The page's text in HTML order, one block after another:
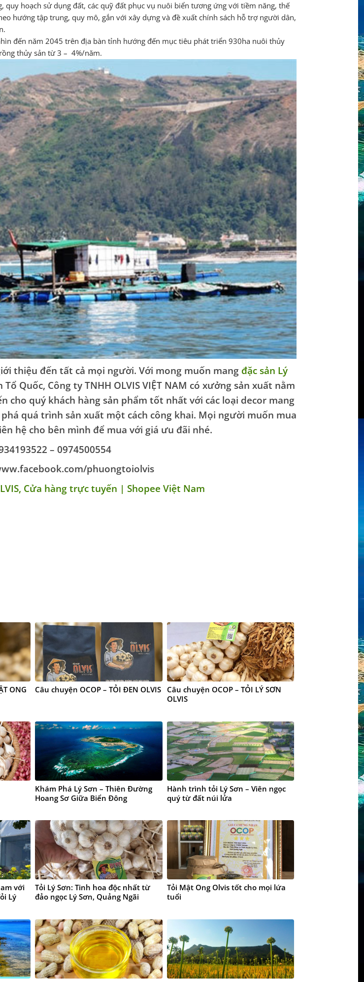
quy hoạch sử dụng đất, các quỹ đất phục vụ nuôi biển tương ứng với tiềm năng, thế
hướng tập trung, quy mô, gắn với xây dựng và đề xuất chính sách hỗ trợ người dân,
đến năm 2045 trên địa bàn tỉnh hướng đến mục tiêu phát triển 930ha nuôi thủy
thủy sản từ 3 – 4%/năm.
thiệu đến tất cả mọi người. Với mong muốn mang đặc sản Lý
Quốc, Công ty TNHH OLVIS VIỆT NAM có xưởng sản xuất nằm
cho quý khách hàng sản phẩm tốt nhất với các loại decor mang
quá trình sản xuất một cách công khai. Mọi người muốn mua
hệ cho bên mình để mua với giá ưu đãi nhé.
– 0974500554
phuongtoiolvis
Cửa hàng trực tuyến | Shopee Việt Nam
ONG
Câu chuyện OCOP – TỎI ĐEN OLVIS
Câu chuyện OCOP – TỎI LÝ SƠN
OLVIS
Khám Phá Lý Sơn – Thiên Đường
Hoang Sơ Giữa Biển Đông
Hành trình tỏi Lý Sơn – Viên ngọc
quý từ đất núi lửa
với
Lý
Tỏi Lý Sơn: Tinh hoa độc nhất từ
đảo ngọc Lý Sơn, Quảng Ngãi
Tỏi Mật Ong Olvis tốt cho mọi lứa
tuổi